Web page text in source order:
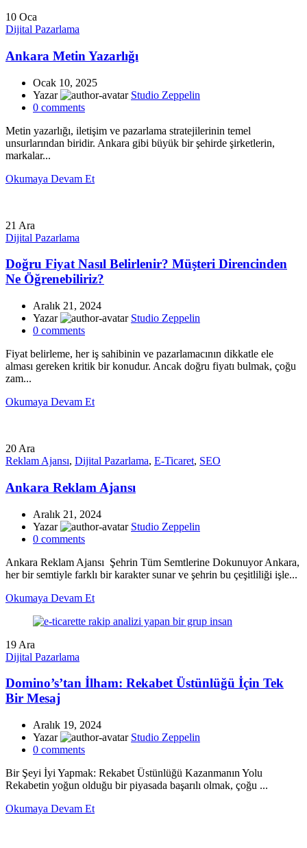
10 Oca
Dijital Pazarlama
Ankara Metin Yazarlığı
Ocak 10, 2025
Yazar
Studio Zeppelin
0 comments
Metin yazarlığı, iletişim ve pazarlama stratejilerinin temel
unsurlarından biridir. Ankara gibi büyük bir şehirde şirketlerin,
markalar...
Okumaya Devam Et
21 Ara
Dijital Pazarlama
Doğru Fiyat Nasıl Belirlenir? Müşteri Direncinden
Ne Öğrenebiliriz?
Aralık 21, 2024
Yazar
Studio Zeppelin
0 comments
Fiyat belirleme, her iş sahibinin ve pazarlamacının dikkatle ele
alması gereken kritik bir konudur. Ancak doğru fiyatı bulmak, çoğu
zam...
Okumaya Devam Et
20 Ara
Reklam Ajansı, Dijital Pazarlama, E-Ticaret, SEO
Ankara Reklam Ajansı
Aralık 21, 2024
Yazar
Studio Zeppelin
0 comments
Ankara Reklam Ajansı Şehrin Tüm Semtlerine Dokunuyor Ankara,
her bir semtiyle farklı bir karakter sunar ve şehrin bu çeşitliliği işle...
Okumaya Devam Et
19 Ara
Dijital Pazarlama
Domino’s’tan İlham: Rekabet Üstünlüğü İçin Tek
Bir Mesaj
Aralık 19, 2024
Yazar
Studio Zeppelin
0 comments
Bir Şeyi İyi Yapmak: Rekabet Üstünlüğü Kazanmanın Yolu
Rekabetin yoğun olduğu bir piyasada başarılı olmak, çoğu ...
Okumaya Devam Et